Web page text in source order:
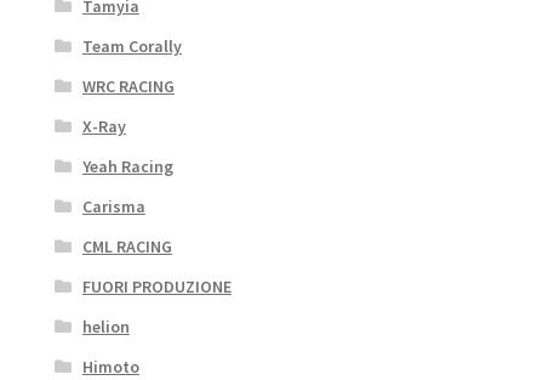
Tamyia
Team Corally
WRC RACING
X-Ray
Yeah Racing
Carisma
CML RACING
FUORI PRODUZIONE
helion
Himoto